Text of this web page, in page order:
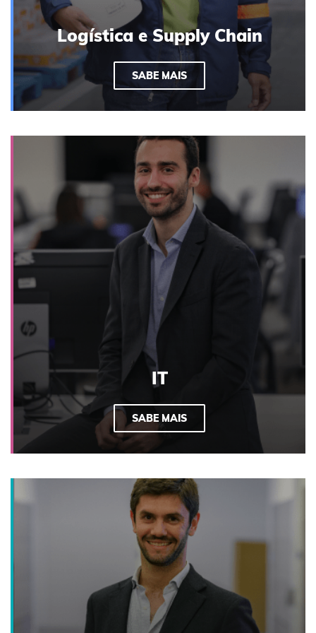
Logística e Supply Chain
SABE MAIS
VOLTAR
IT
SABE MAIS
Nesta área definimos, coordenamos e executamos
as políticas financeiras transversais às diferentes
companhias do Grupo. Asseguramos os fluxos e a
disponibilidade de fundos, somos responsáveis por
cumprir as obrigações fiscais, contabilísticas e
legais, e analisamos a rentabilidade de projetos de
investimento.